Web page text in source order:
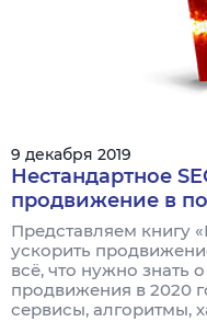
9 декабря 2019
Нестандартное
продвижение в
Представляем книгу
ускорить
всё, что нужно знать
продвижения в 2020
сервисы, алгоритмы,